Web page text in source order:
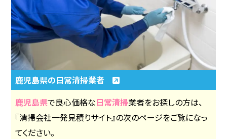
鹿児島県の日常清掃業者
鹿児島県で良心価格な日常清掃業者をお探しの方は、
『清掃会社一発見積りサイト』の次のページをご覧になっ
てください。